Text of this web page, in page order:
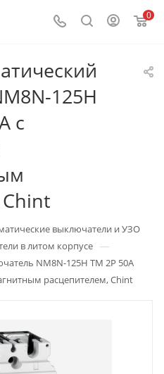
0
125H
с
выключатели и УЗО
в литом корпусе —
NM8N-125H TM 2P 50А
расцепителем, Chint